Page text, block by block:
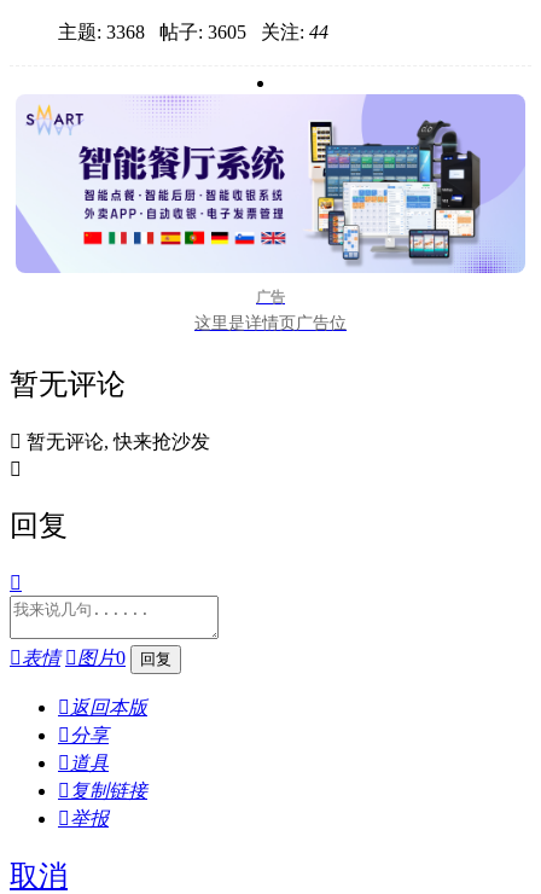
主题: 3368 帖子: 3605 关注: 44
广告
这里是详情页广告位
暂无评论
 暂无评论, 快来抢沙发

回复

表情 图片0
 返回本版
分享
 道具
 复制链接
举报
取消